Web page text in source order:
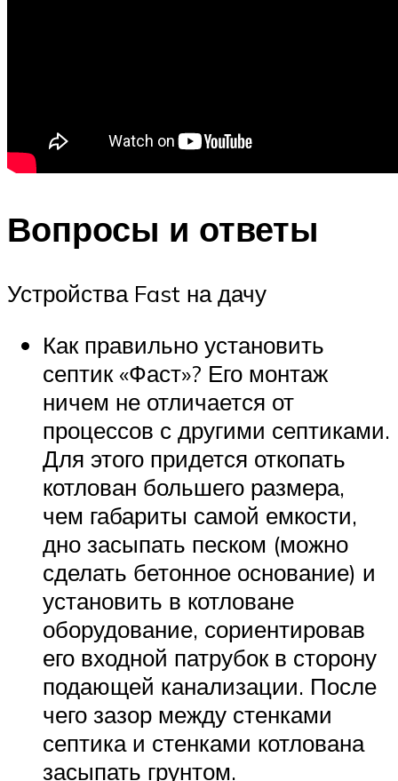
Вопросы и ответы
Устройства Fast на дачу
Как правильно установить
септик «Фаст»? Его монтаж
ничем не отличается от
процессов с другими септиками.
Для этого придется откопать
котлован большего размера,
чем габариты самой емкости,
дно засыпать песком (можно
сделать бетонное основание) и
установить в котловане
оборудование, сориентировав
его входной патрубок в сторону
подающей канализации. После
чего зазор между стенками
септика и стенками котлована
засыпать грунтом.